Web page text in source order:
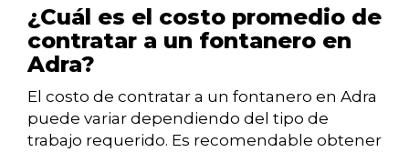
¿Cuál es el costo promedio de
contratar a un fontanero en
Adra?
El costo de contratar a un fontanero en Adra
puede variar dependiendo del tipo de
trabajo requerido. Es recomendable obtener